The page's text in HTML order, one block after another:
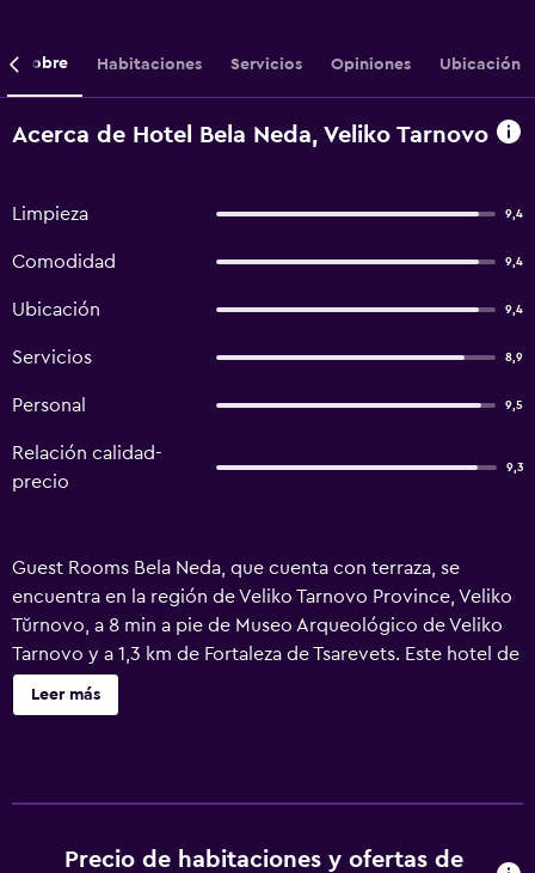
Sobre Habitaciones Servicios Opiniones Ubicación
Acerca de Hotel Bela Neda, Veliko Tarnovo
Limpieza 9,4
Comodidad 9,4
Ubicación 9,4
Servicios 8,9
Personal 9,5
Relación calidad-
precio
9,3
Guest Rooms Bela Neda, que cuenta con terraza, se
encuentra en la región de Veliko Tarnovo Province, Veliko
Tŭrnovo, a 8 min a pie de Museo Arqueológico de Veliko
Tarnovo y a 1,3 km de Fortaleza de Tsarevets. Este hotel de
2 estrellas ofrece jardín y habitaciones con aire
acondicionado, wifi gratis y baño privado. Este
plana, y algunas también ofrecen balcón. En el
Leer más
Precio de habitaciones y ofertas de